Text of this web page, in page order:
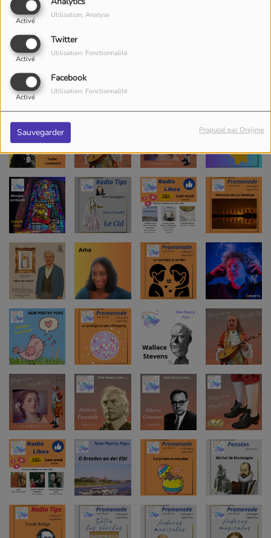
Activé
Utilisation: Analyse
Twitter
Activé
Utilisation: Fonctionnalité
Facebook
Activé
Utilisation: Fonctionnalité
Sauvegarder Propulsé par Orejime